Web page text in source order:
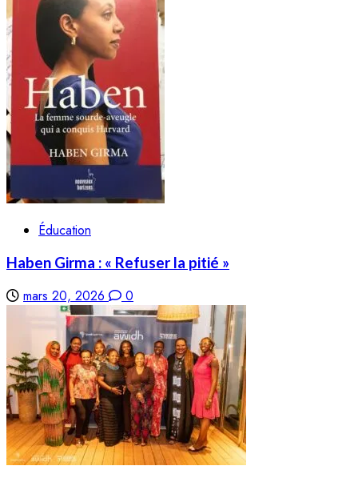
Éducation
Haben Girma : « Refuser la pitié »
mars 20, 2026 0